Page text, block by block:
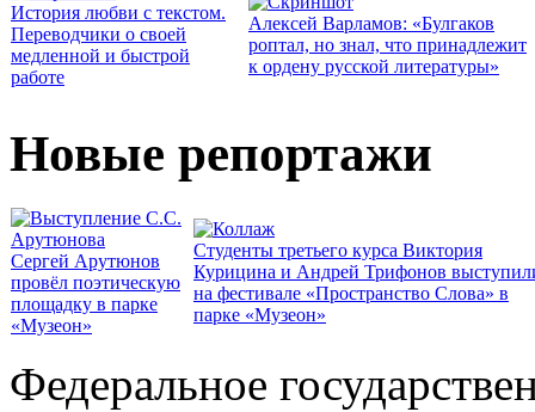
История любви с текстом.
Переводчики о своей
медленной и быстрой
работе
Алексей Варламов: «Булгаков
роптал, но знал, что принадлежит
к ордену русской литературы»
Новые репортажи
Сергей Арутюнов
провёл поэтическую
площадку в парке
«Музеон»
Студенты третьего курса Виктория
Курицина и Андрей Трифонов
на фестивале «Пространство Слова» в
парке «Музеон»
Федеральное